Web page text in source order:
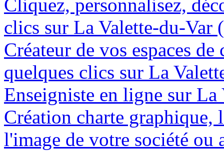
Cliquez, personnalisez,
clics sur La Valette-du-Var
Créateur de vos espaces
quelques clics sur La
Enseigniste en ligne sur
Création charte graphique,
l'image de votre société ou